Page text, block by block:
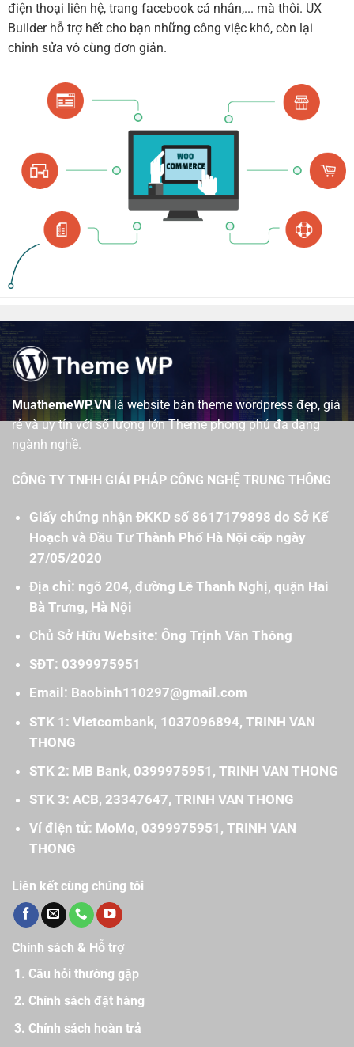
điện thoại liên hệ, trang facebook cá nhân,... mà thôi. UX
Builder hỗ trợ hết cho bạn những công việc khó, còn lại
chỉnh sửa vô cùng đơn giản.
MuathemeWP.VNlà website bán theme wordpress đẹp, giá
rẻ và uy tín với số lượng lớn Theme phong phú đa dạng
ngành nghề.
CÔNG TY TNHH GIẢI PHÁP CÔNG NGHỆ TRUNG THÔNG
Giấy chứng nhận ĐKKD số 8617179898 do Sở Kế
Hoạch và Đầu Tư Thành Phố Hà Nội cấp ngày
27/05/2020
Địa chỉ: ngõ 204, đường Lê Thanh Nghị, quận Hai
Bà Trưng, Hà Nội
Chủ Sở Hữu Website: Ông Trịnh Văn Thông
SĐT: 0399975951
Email: Baobinh110297@gmail.com
STK 1: Vietcombank, 1037096894, TRINH VAN
THONG
STK 2: MB Bank, 0399975951, TRINH VAN THONG
STK 3: ACB, 23347647, TRINH VAN THONG
Ví điện tử: MoMo, 0399975951, TRINH VAN
THONG
Liên kết cùng chúng tôi
Chính sách & Hỗ trợ
Câu hỏi thường gặp
Chính sách đặt hàng
Chính sách hoàn trả